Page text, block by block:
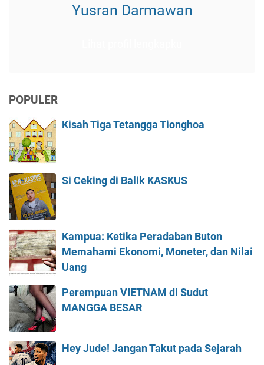
Yusran Darmawan
POPULER
Kisah Tiga Tetangga Tionghoa
Si Ceking di Balik KASKUS
Kampua: Ketika Peradaban Buton
Memahami Ekonomi, Moneter, dan Nilai
Uang
Perempuan VIETNAM di Sudut
MANGGA BESAR
Hey Jude! Jangan Takut pada Sejarah